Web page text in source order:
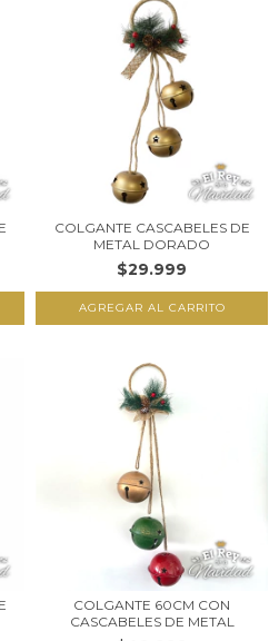
COLGANTE CASCABELES DE
METAL DORADO
$29.999
COLGANTE 60CM CON
CASCABELES DE METAL